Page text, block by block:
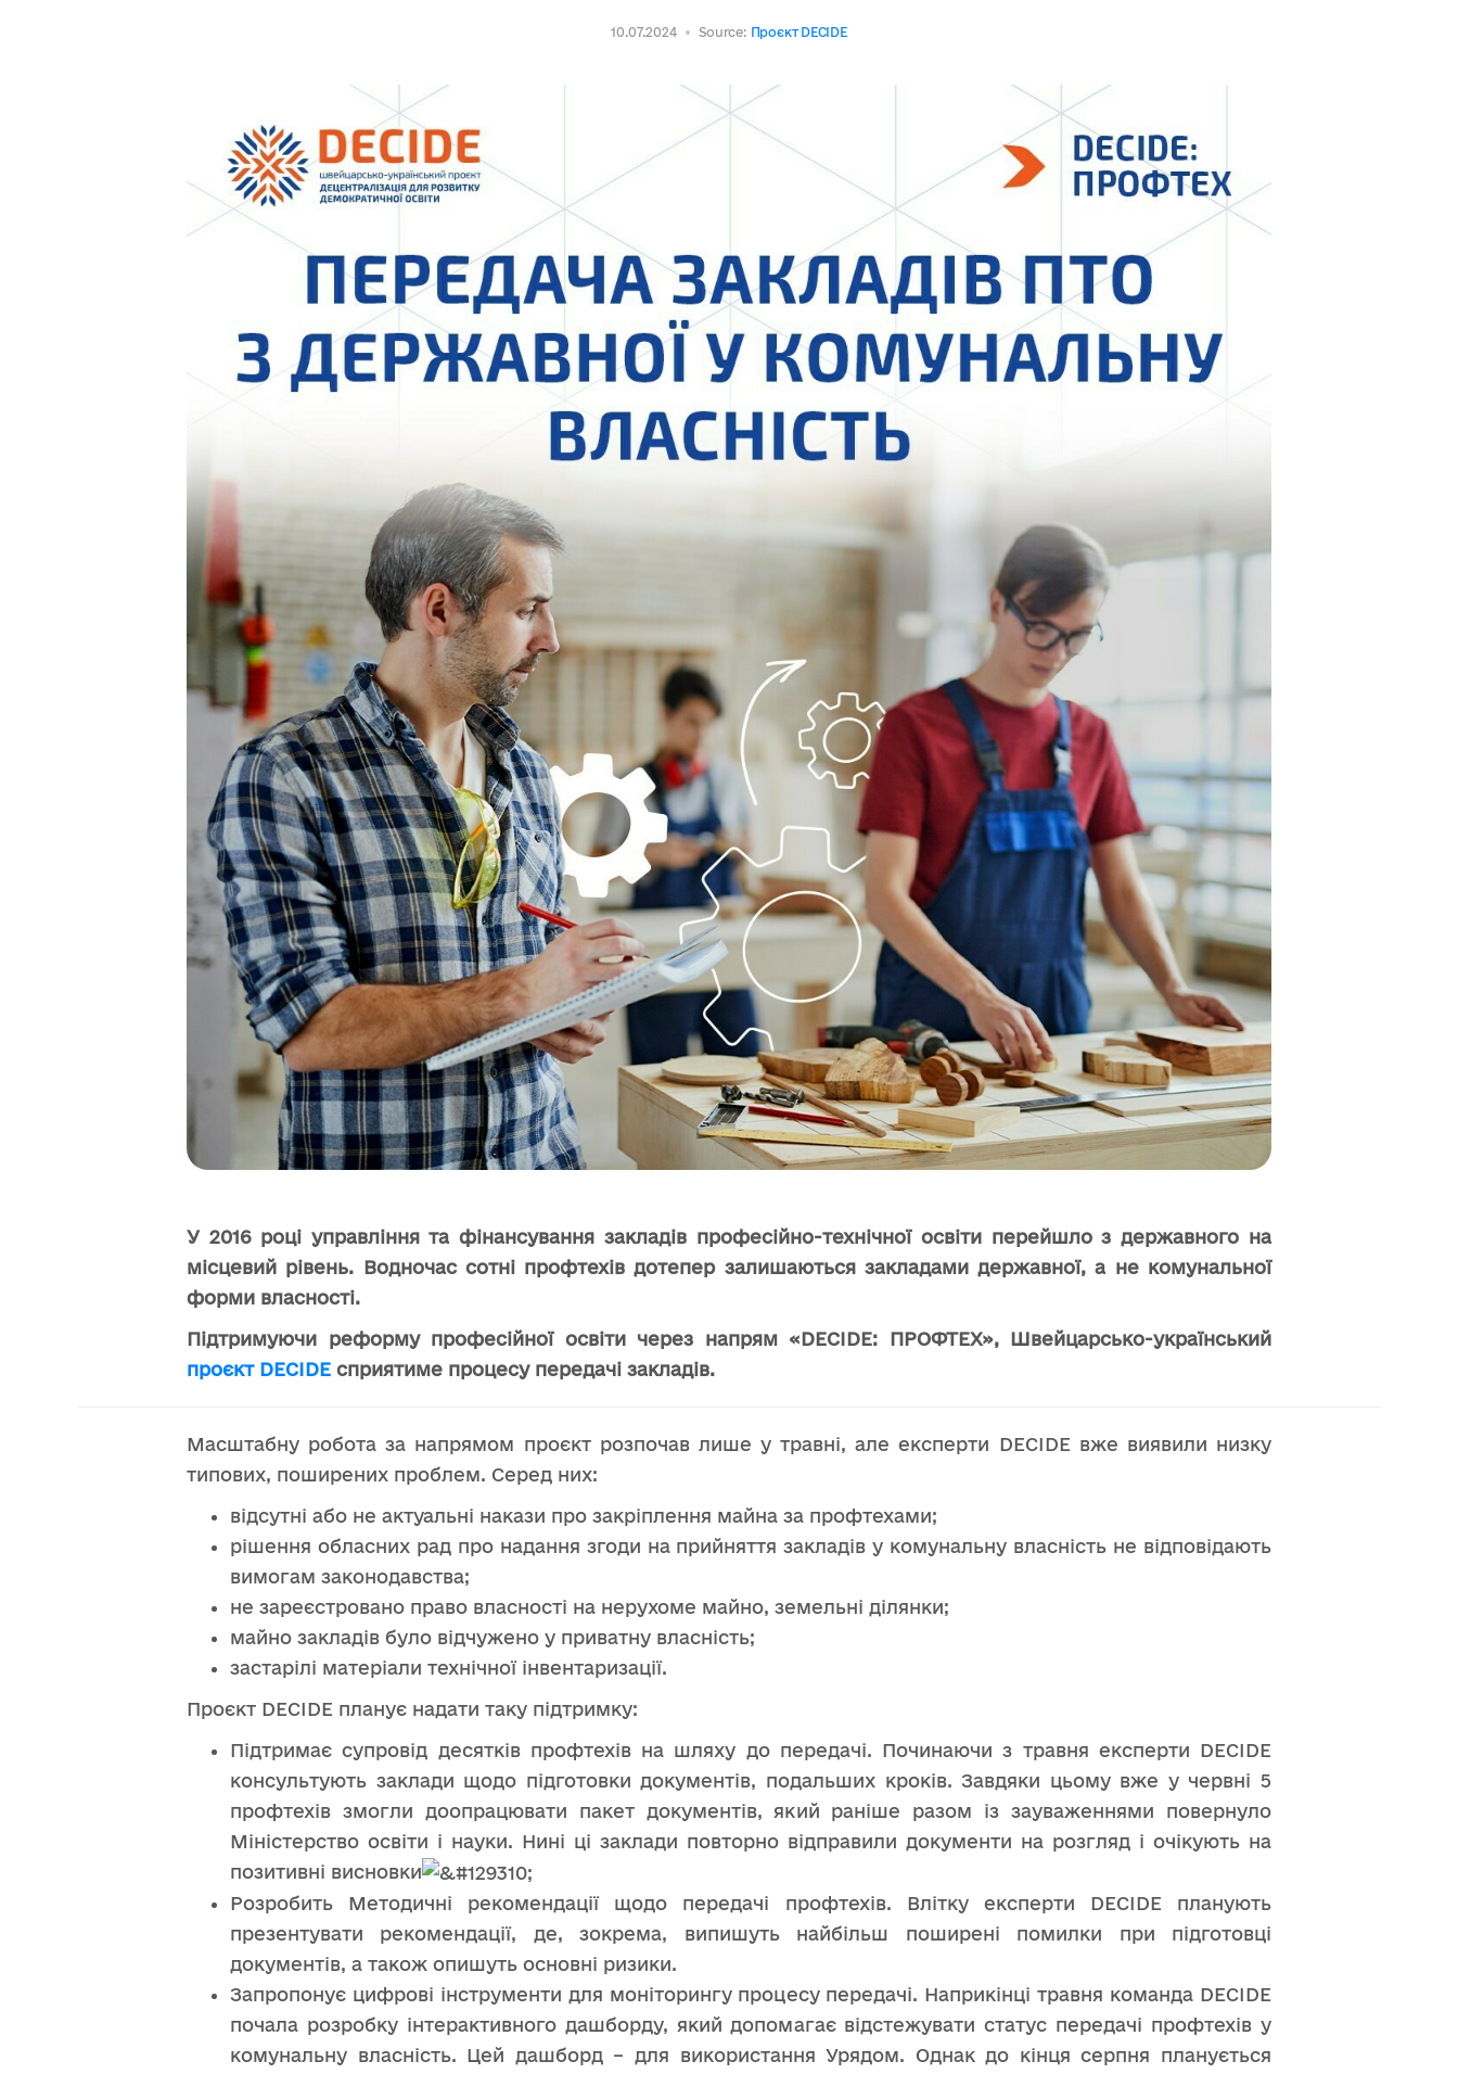
10.07.2024 Source: Проєкт DECIDE
У 2016 році управління та фінансування закладів професійно-технічної освіти перейшло з державного на
місцевий рівень. Водночас сотні профтехів дотепер залишаються закладами державної, а не комунальної
форми власності.
Підтримуючи реформу професійної освіти через напрям «DECIDE: ПРОФТЕХ», Швейцарсько-український
проєкт DECIDE сприятиме процесу передачі закладів.
Масштабну робота за напрямом проєкт розпочав лише у травні, але експерти DECIDE вже виявили низку
типових, поширених проблем. Серед них:
відсутні або не актуальні накази про закріплення майна за профтехами;
рішення обласних рад про надання згоди на прийняття закладів у комунальну власність не відповідають
вимогам законодавства;
не зареєстровано право власності на нерухоме майно, земельні ділянки;
майно закладів було відчужено у приватну власність;
застарілі матеріали технічної інвентаризації.
Проєкт DECIDE планує надати таку підтримку:
Підтримає супровід десятків профтехів на шляху до передачі. Починаючи з травня експерти DECIDE
консультують заклади щодо підготовки документів, подальших кроків. Завдяки цьому вже у червні 5
профтехів змогли доопрацювати пакет документів, який раніше разом із зауваженнями повернуло
Міністерство освіти і науки. Нині ці заклади повторно відправили документи на розгляд і очікують на
позитивні висновки
Розробить Методичні рекомендації щодо передачі профтехів. Влітку експерти DECIDE планують
презентувати рекомендації, де, зокрема, випишуть найбільш поширені помилки при підготовці
документів, а також опишуть основні ризики.
Запропонує цифрові інструменти для моніторингу процесу передачі. Наприкінці травня команда DECIDE
почала розробку інтерактивного дашборду, який допомагає відстежувати статус передачі профтехів у
комунальну власність. Цей дашборд – для використання Урядом. Однак до кінця серпня планується